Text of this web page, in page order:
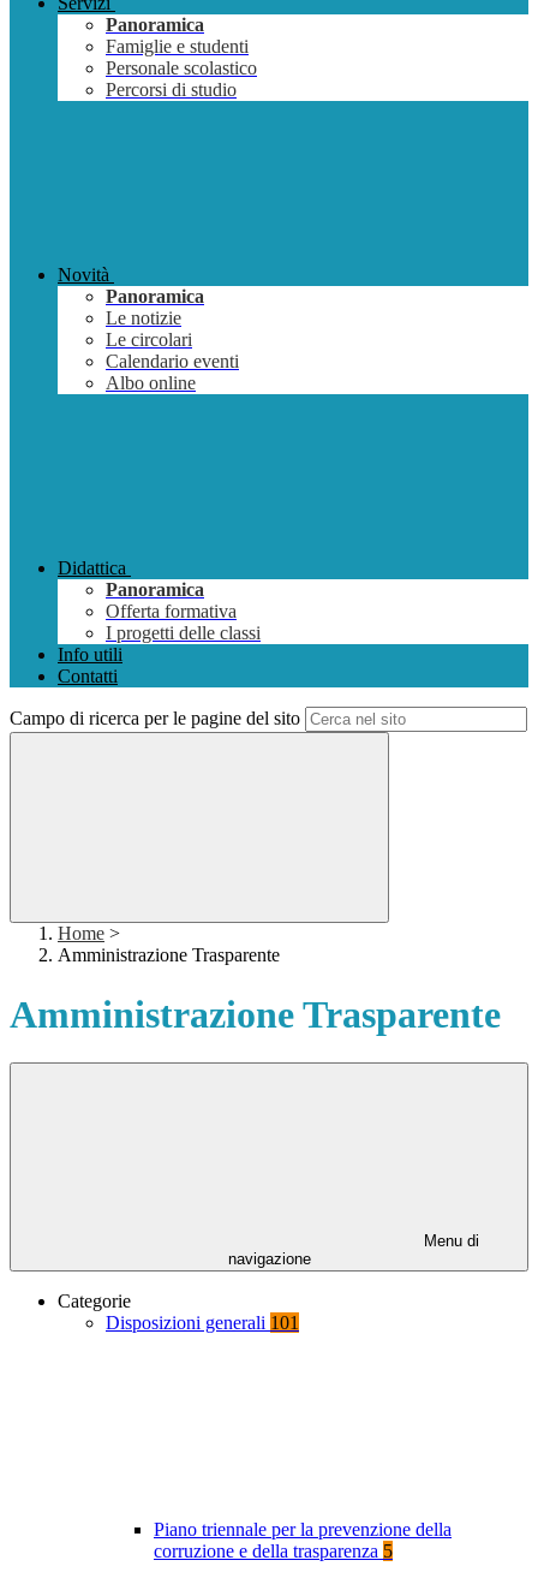
Panoramica
Famiglie e studenti
Personale scolastico
Percorsi di studio
Novità
Panoramica
Le notizie
Le circolari
Calendario eventi
Albo online
Didattica
Panoramica
Offerta formativa
I progetti delle classi
Info utili
Contatti
Campo di ricerca per le pagine del sito
Home >
Amministrazione Trasparente
Amministrazione Trasparente
Menu di
navigazione
Categorie
Disposizioni generali 101
Piano triennale per la prevenzione della
corruzione e della trasparenza 5